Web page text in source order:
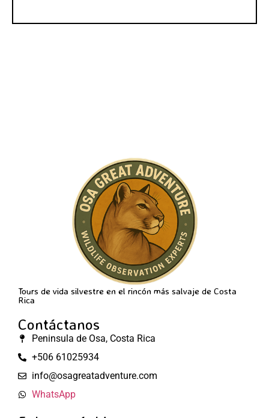
Tours de vida silvestre en el rincón más salvaje de Costa
Rica
Contáctanos
Peninsula de Osa, Costa Rica
+506 61025934
info@osagreatadventure.com
WhatsApp